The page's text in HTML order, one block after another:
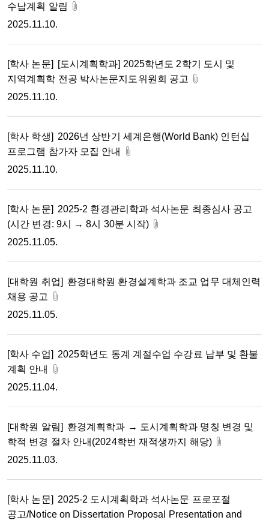
수납계획 알림
2025.11.10.
[학사 논문]
[도시계획학과] 2025학년도 2학기 도시 및
지역계획학 전공 박사논문지도위원회 공고
2025.11.10.
[학사 학생] 2026년 상반기 세계은행(World Bank) 인턴십
프로그램 참가자 모집 안내
2025.11.10.
[학사 논문] 2025-2 환경관리학과 석사논문 최종심사 공고
(시간 변경: 9시 → 8시 30분 시작)
2025.11.05.
[대학원 취업] 환경대학원 환경설계학과 조교 업무 대체인력
채용 공고
2025.11.05.
[학사 수업] 2025학년도 동계 계절수업 수강료 납부 및 환불
계획 안내
2025.11.04.
[대학원 알림] 환경계획학과 → 도시계획학과 명칭 변경 및
학적 변경 절차 안내(2024학번 재적생까지 해당)
2025.11.03.
[학사 논문] 2025-2 도시계획학과 석사논문 프로포절
공고/Notice on Dissertation Proposal Presentation and